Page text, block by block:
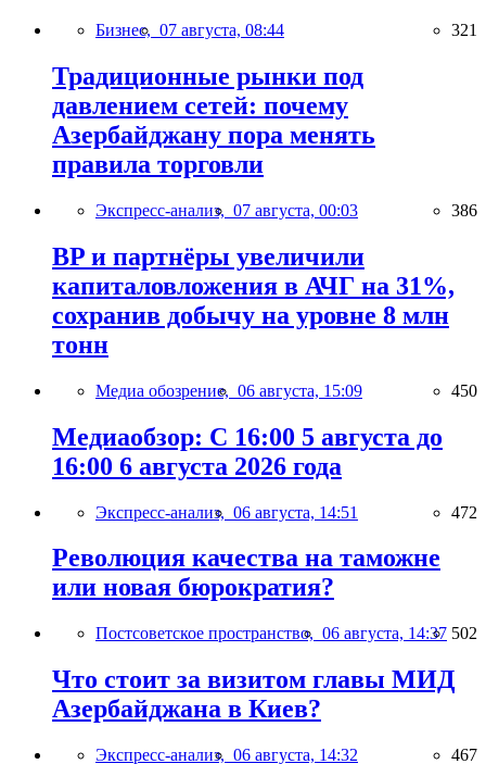
Бизнес, 07 августа, 08:44 321
Традиционные рынки под
давлением сетей: почему
Азербайджану пора менять
правила торговли
Экспресс-анализ, 07 августа, 00:03 386
BP и партнёры увеличили
капиталовложения в АЧГ на 31%,
сохранив добычу на уровне 8 млн
тонн
Медиа обозрение, 06 августа, 15:09 450
Медиаобзор: С 16:00 5 августа до
16:00 6 августа 2026 года
Экспресс-анализ, 06 августа, 14:51 472
Революция качества на таможне
или новая бюрократия?
Постсоветское пространство, 06 августа, 14:37 502
Что стоит за визитом главы МИД
Азербайджана в Киев?
Экспресс-анализ, 06 августа, 14:32 467